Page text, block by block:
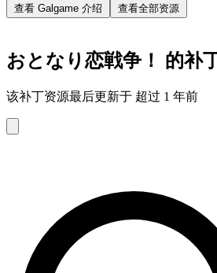
查看 Galgame 介绍 查看全部资源
おとなり恋戦争！ 的补
该补丁资源最后更新于 超过 1 年前